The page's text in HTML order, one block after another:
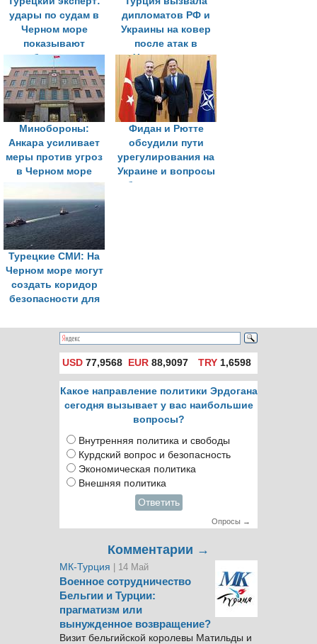
удары по судам в
Черном море
показывают
необходимость
пересмотра мер
безопасности
дипломатов РФ и
Украины на ковер
после атак в
Черном море
Минобороны:
Анкара усиливает
меры против угроз
в Черном море
Фидан и Рютте
обсудили пути
урегулирования на
Украине и вопросы
безопасности в
Турецкие СМИ: На
Черном море могут
создать коридор
безопасности для
USD 77,9568 EUR 88,9097 TRY1,6598
Какое направление политики Эрдогана
сегодня вызывает у вас наибольшие
вопросы?
Внутренняя политика и свободы
Курдский вопрос и безопасность
Экономическая политика
Внешняя политика
Ответить
Опросы →
Комментарии →
МК-Турция | 14 Май
Военное сотрудничество
Бельгии и Турции:
прагматизм или
вынужденное возвращение?
Визит бельгийской королевы Матильды и